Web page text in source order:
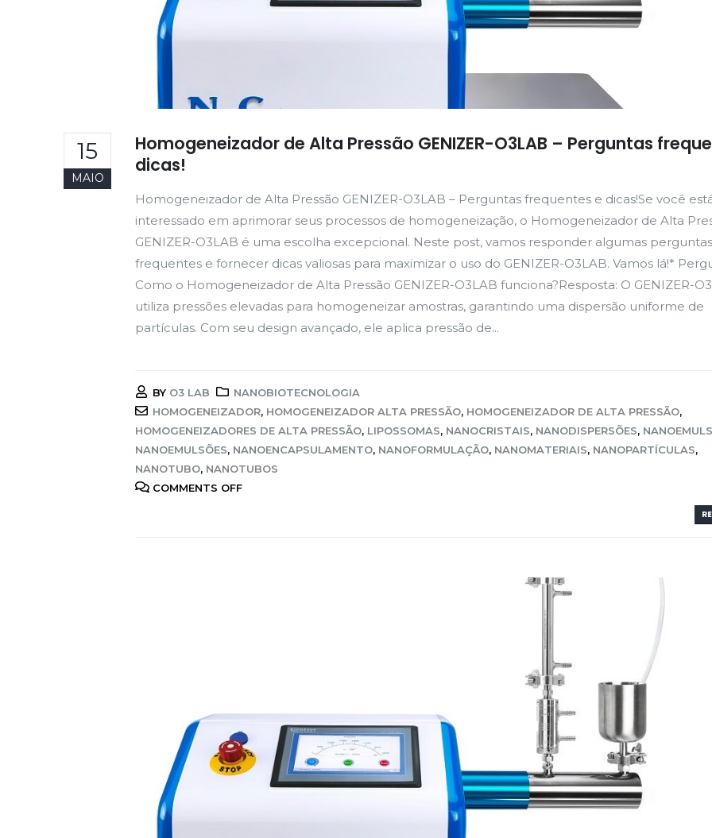
15
MAIO
Homogeneizador de Alta Pressão GENIZER-O3LAB – Perguntas
dicas!
Homogeneizador de Alta Pressão GENIZER-O3LAB – Perguntas frequentes e dicas!Se você
interessado em aprimorar seus processos de homogeneização, o Homogeneizador de Alta
GENIZER-O3LAB é uma escolha excepcional. Neste post, vamos responder algumas perguntas
frequentes e fornecer dicas valiosas para maximizar o uso do GENIZER-O3LAB. Vamos lá!*
Como o Homogeneizador de Alta Pressão GENIZER-O3LAB funciona?Resposta: O GENIZER-
utiliza pressões elevadas para homogeneizar amostras, garantindo uma dispersão uniforme de
partículas. Com seu design avançado, ele aplica pressão de...
BY O3 LAB
NANOBIOTECNOLOGIA
HOMOGENEIZADOR, HOMOGENEIZADOR ALTA PRESSÃO, HOMOGENEIZADOR DE ALTA PRESSÃO,
HOMOGENEIZADORES DE ALTA PRESSÃO, LIPOSSOMAS, NANOCRISTAIS, NANODISPERSÕES,
NANOEMULSÕES, NANOENCAPSULAMENTO, NANOFORMULAÇÃO, NANOMATERIAIS, NANOPARTÍCULAS,
NANOTUBO, NANOTUBOS
COMMENTS OFF